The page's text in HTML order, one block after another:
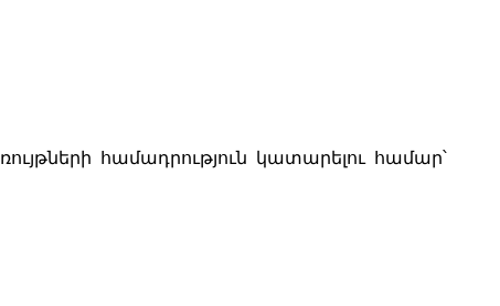
համադրություն կատարելու համար՝